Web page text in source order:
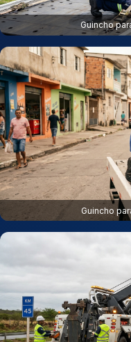
Guincho
Guincho